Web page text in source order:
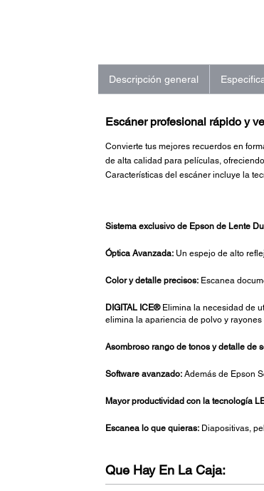
Descripción general
Escáner profesional rápido y
Convierte tus mejores recuerdos en
de alta calidad para películas,
Características del escáner incluye la
Sistema exclusivo de Epson de Lente
Óptica Avanzada:Un espejo de alto
Color y detalle precisos:Escanea
DIGITAL ICE®Elimina la necesidad de
elimina la apariencia de polvo y
Asombroso rango de tonos y detalle de
Software avanzado:Además de Epson
Mayor productividad con la tecnología
Escanea lo que quieras:Diapositivas,
Que Hay En La Caja: